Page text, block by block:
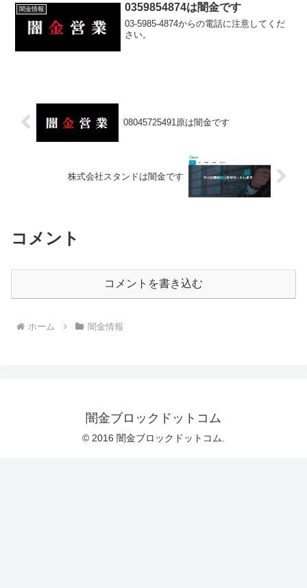
闇金情報 0359854874は闇金です
03-5985-4874からの電話に注意してくだ
さい。
08045725491原は闇金です
株式会社スタンドは闇金です
コメント
コメントを書き込む
ホーム 闇金情報
闇金ブロックドットコム
© 2016 闇金ブロックドットコム.